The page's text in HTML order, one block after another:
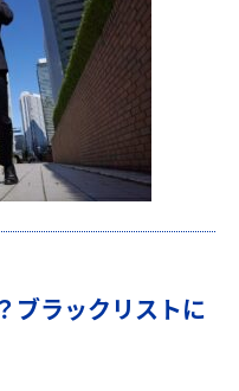
ブラックリストに